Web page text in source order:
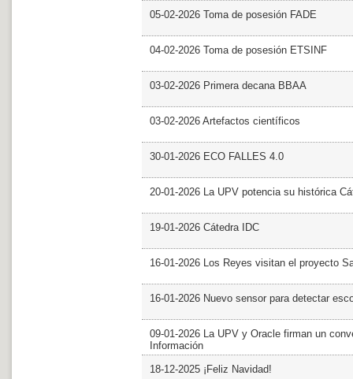
05-02-2026 Toma de posesión FADE
04-02-2026 Toma de posesión ETSINF
03-02-2026 Primera decana BBAA
03-02-2026 Artefactos científicos
30-01-2026 ECO FALLES 4.0
20-01-2026 La UPV potencia su histórica
19-01-2026 Cátedra IDC
16-01-2026 Los Reyes visitan el proyecto
16-01-2026 Nuevo sensor para detectar
09-01-2026 La UPV y Oracle firman un
Información
18-12-2025 ¡Feliz Navidad!